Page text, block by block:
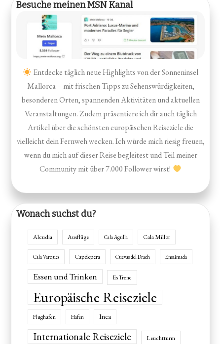
Besuche meinen MSN Kanal
Entdecke täglich neue Highlights von der Sonneninsel
Mallorca – mit frischen Tipps zu Sehenswürdigkeiten,
besonderen Orten, spannenden Aktivitäten und aktuellen
Veranstaltungen. Zudem präsentiere ich dir auch täglich
Artikel über die schönsten europäischen Reiseziele die
vielleicht dein Fernweh wecken. Ich würde mich riesig freuen,
wenn du mich auf dieser Reise begleitest und Teil meiner
Community mit über 7.000 Follower wirst!
Wonach suchst du?
Alcudia Ausflüge Cala Agulla Cala Millor
Cala Varques Capdepera Cuevas del Drach Ensaimada
Essen und Trinken Es Trenc
Europäische Reiseziele
Flughafen Hafen Inca
Internationale Reiseziele Leuchtturm